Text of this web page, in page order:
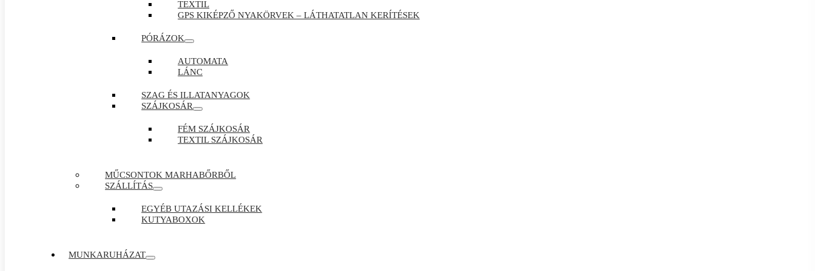
TEXTIL
GPS KIKÉPZŐ NYAKÖRVEK – LÁTHATATLAN KERÍTÉSEK
PÓRÁZOK
AUTOMATA
LÁNC
SZAG ÉS ILLATANYAGOK
SZÁJKOSÁR
FÉM SZÁJKOSÁR
TEXTIL SZÁJKOSÁR
MŰCSONTOK MARHABŐRBŐL
SZÁLLÍTÁS
EGYÉB UTAZÁSI KELLÉKEK
KUTYABOXOK
MUNKARUHÁZAT